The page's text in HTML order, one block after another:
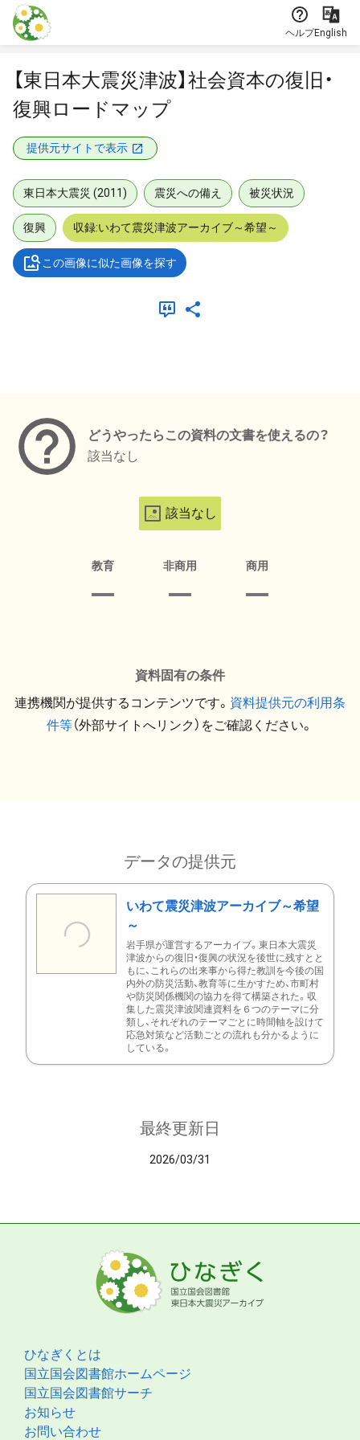
本文に飛ぶ
ヘルプEnglish
【東日本大震災津波】社会資本の復旧・
復興ロードマップ
提供元サイトで表示
東日本大震災 (2011) 震災への備え 被災状況
復興 収録:いわて震災津波アーカイブ～希望～
この画像に似た画像を探す
どうやったらこの資料の文書を使えるの？
該当なし
該当なし
教育 非商用 商用
資料固有の条件
連携機関が提供するコンテンツです。 資料提供元の利用条
件等（外部サイトへリンク）をご確認ください。
データの提供元
いわて震災津波アーカイブ～希望
～
岩手県が運営するアーカイブ。東日本大震災
津波からの復旧・復興の状況を後世に残すとと
もに、これらの出来事から得た教訓を今後の国
内外の防災活動、教育等に生かすため、市町村
や防災関係機関の協力を得て構築された。収
集した震災津波関連資料を６つのテーマに分
類し、それぞれのテーマごとに時間軸を設けて
応急対策など活動ごとの流れも分かるように
している。
最終更新日
2026/03/31
ひなぎくとは
国立国会図書館ホームページ
国立国会図書館サーチ
お知らせ
お問い合わせ